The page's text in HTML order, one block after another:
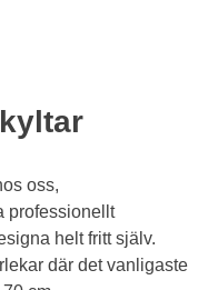
oss,
professionellt
helt fritt själv.
där det vanligaste